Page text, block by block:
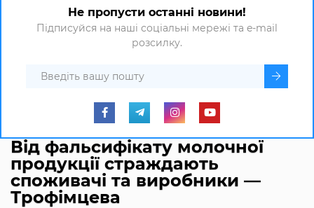
Не пропусти останні новини!
Підписуйся на наші соціальні мережі та e-mail
розсилку.
Від фальсифікату молочної
продукції страждають
споживачі та виробники —
Трофімцева